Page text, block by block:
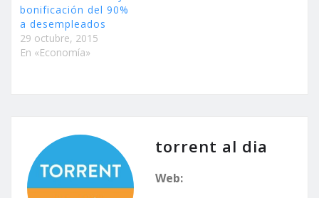
bonificación del 90%
a desempleados
29 octubre, 2015
En «Economía»
torrent al dia
Web: